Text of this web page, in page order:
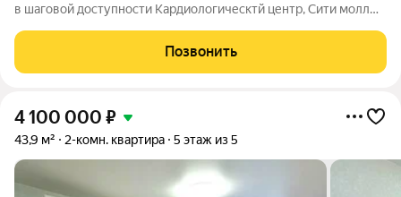
в шаговой доступности Кардиологическтй центр, Сити молл
жилого дома. Площадь 62 кв м, комнаты изолированные,
большие, хорошая
Позвонить
4 100 000 ₽
43,9 м² 2-комн. квартира 5 этаж из 5